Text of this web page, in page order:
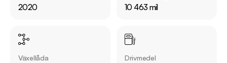
2020 10 463 mil
Växellåda Drivmedel